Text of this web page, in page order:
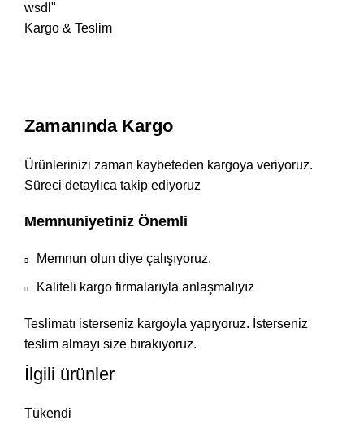
wsdl"
Kargo & Teslim
Zamanında Kargo
Ürünlerinizi zaman kaybeteden kargoya veriyoruz.
Süreci detaylıca takip ediyoruz
Memnuniyetiniz Önemli
Memnun olun diye çalışıyoruz.
Kaliteli kargo firmalarıyla anlaşmalıyız
Teslimatı isterseniz kargoyla yapıyoruz. İsterseniz
teslim almayı size bırakıyoruz.
İlgili ürünler
Tükendi